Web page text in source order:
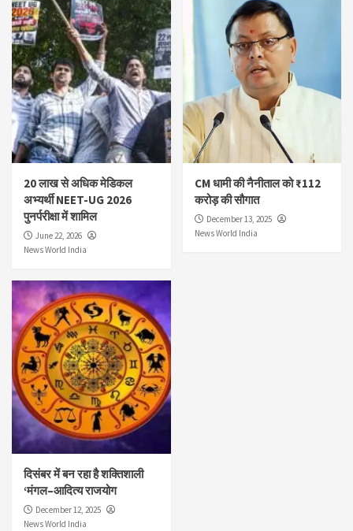
20 लाख से अधिक मेडिकल
अभ्यर्थी NEET-UG 2026
पुनर्परीक्षा में शामिल
June 22, 2026
News World India
CM धामी की नैनीताल को ₹112
करोड़ की सौगात
December 13, 2025
News World India
दिसंबर में बन रहा है शक्तिशाली
‘मंगल–आदित्य राजयोग
December 12, 2025
News World India